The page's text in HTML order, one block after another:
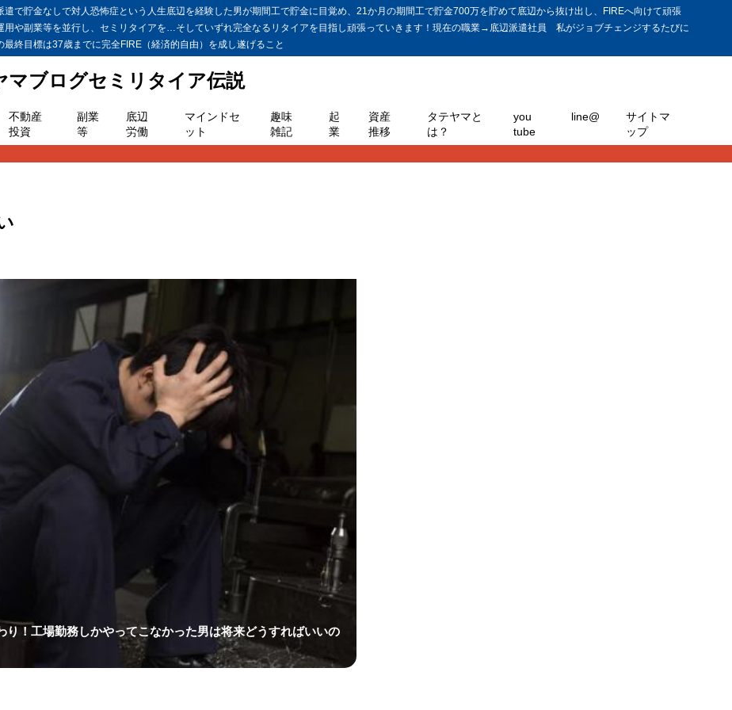
で貯金なしで対人恐怖症という人生底辺を経験した男が期間工で貯金に目覚め、21か月の期間工で貯金700万を貯めて底辺から抜け出し、FIREへ向けて頑張
用や副業等を並行し、セミリタイアを…そしていずれ完全なるリタイアを目指し頑張っていきます！現在の職業→底辺派遣社員 私がジョブチェンジするたびに
終目標は37歳までに完全FIRE（経済的自由）を成し遂げること
マブログセミリタイア伝説
不動産
投資
副業
等
底辺
労働
マインドセ
ット
趣味
雑記
起
業
資産
推移
タテヤマと
は？
you
tube
line@
サイトマ
ップ
！工場勤務しかやってこなかった男は将来どうすればいいの